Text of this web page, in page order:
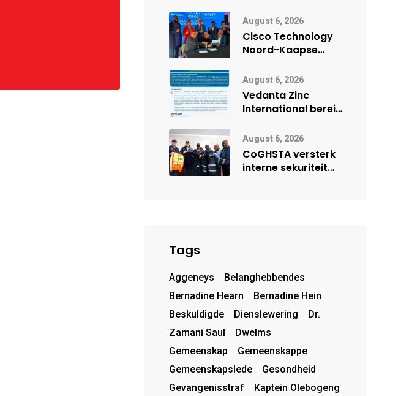
veiligheidsprestasie
by Namibië Mynbou
Ekspo
August 6, 2026
Cisco Technology
Noord-Kaapse
digitale toekoms
deur Cisco-
vennootskap
August 6, 2026
Vedanta Zinc
International berei
vir moontlike
herbegin
August 6, 2026
CoGHSTA versterk
interne sekuriteit
Tags
Aggeneys
Belanghebbendes
Bernadine Hearn
Bernadine Hein
Beskuldigde
Dienslewering
Dr.
Zamani Saul
Dwelms
Gemeenskap
Gemeenskappe
Gemeenskapslede
Gesondheid
Gevangenisstraf
Kaptein Olebogeng